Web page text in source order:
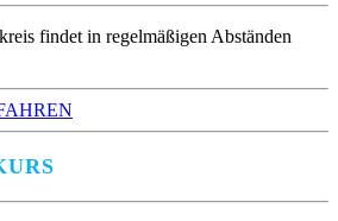
findet in regelmäßigen Abständen